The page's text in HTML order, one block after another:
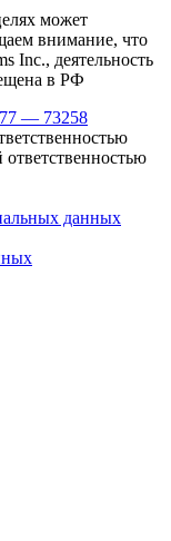
может
внимание, что
Inc., деятельность
в РФ
77 — 73258
данных